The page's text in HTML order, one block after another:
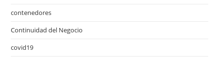
contenedores
Continuidad del Negocio
covid19